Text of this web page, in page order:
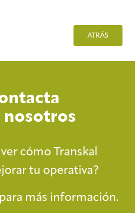
ATRÁS
nosotros
cómo Transkal
tu operativa?
más información.